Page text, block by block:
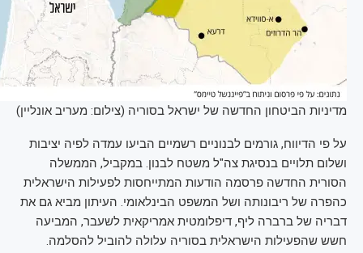
מדיניות הביטחון החדשה של ישראל בסוריה (צילום: מעריב אונליין)
על פי הדיווח, גורמים לבנוניים רשמיים הביעו עמדה לפיה יציבות
ושלום תלויים בנסיגת צה"ל משטח לבנון. במקביל, הממשלה
הסורית החדשה פרסמה הודעות המתייחסות לפעילות הישראלית
כהפרה של ריבונותה ושל המשפט הבינלאומי. העיתון מביא גם את
דבריה של ברברה ליף, דיפלומטית אמריקאית לשעבר, המביעה
חשש שהפעילות הישראלית בסוריה עלולה להוביל להסלמה.